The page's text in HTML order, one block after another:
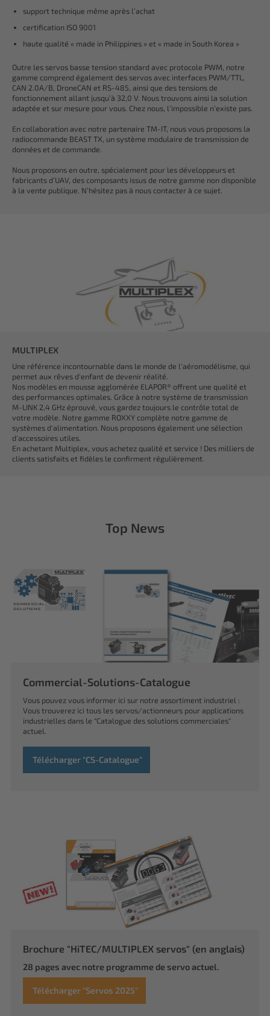
support technique même après l’achat
certification ISO 9001
haute qualité « made in Philippines » et « made in South Korea »
Outre les servos basse tension standard avec protocole PWM, notre
gamme comprend également des servos avec interfaces PWM/TTL,
CAN 2.0A/B, DroneCAN et RS-485, ainsi que des tensions de
fonctionnement allant jusqu’à 32,0 V. Nous trouvons ainsi la solution
adaptée et sur mesure pour vous. Chez nous, l’impossible n’existe pas.
En collaboration avec notre partenaire TM-IT, nous vous proposons la
radiocommande BEAST TX, un système modulaire de transmission de
données et de commande.
Nous proposons en outre, spécialement pour les développeurs et
fabricants d’UAV, des composants issus de notre gamme non disponible
à la vente publique. N’hésitez pas à nous contacter à ce sujet.
MULTIPLEX
Une référence incontournable dans le monde de l'aéromodélisme, qui
permet aux rêves d'enfant de devenir réalité.
Nos modèles en mousse agglomérée ELAPOR® offrent une qualité et
des performances optimales. Grâce à notre système de transmission
M-LINK 2,4 GHz éprouvé, vous gardez toujours le contrôle total de
votre modèle. Notre gamme ROXXY complète notre gamme de
systèmes d'alimentation. Nous proposons également une sélection
d'accessoires utiles.
En achetant Multiplex, vous achetez qualité et service ! Des milliers de
clients satisfaits et fidèles le confirment régulièrement.
Top News
Commercial-Solutions-Catalogue
Vous pouvez vous informer ici sur notre assortiment industriel :
Vous trouverez ici tous les servos/actionneurs pour applications
industrielles dans le "Catalogue des solutions commerciales"
actuel.
Télécharger "CS-Catalogue"
Brochure "HiTEC/MULTIPLEX servos" (en anglais)
28 pages avec notre programme de servo actuel.
Télécharger "Servos 2025"